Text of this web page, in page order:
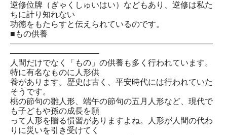
逆修位牌（ぎゃくしゅいはい）などもあり、逆修は私た
ちに計り知れない
功徳をもたらすと伝えられているのです。
■もの供養
―――――――――――――――――――――――――
―――――――――――
人間だけでなく「もの」の供養も多く行われています。
特に有名なものに人形供
養があります。歴史は古く、平安時代には行われていた
そうです。
桃の節句の雛人形、端午の節句の五月人形など、現代で
も子どもや孫の成長を願
って人形を贈る慣習がありますよね。人形が人間の代わ
りに災いを引き受けてく